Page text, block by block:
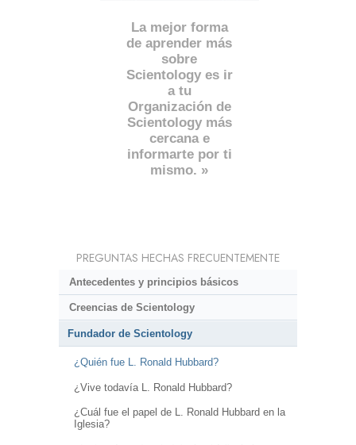
La mejor forma
de aprender más
sobre
Scientology es ir
a tu
Organización de
Scientology más
cercana e
informarte por ti
mismo. »
PREGUNTAS HECHAS FRECUENTEMENTE
Antecedentes y principios básicos
Creencias de Scientology
Fundador de Scientology
¿Quién fue L. Ronald Hubbard?
¿Vive todavía L. Ronald Hubbard?
¿Cuál fue el papel de L. Ronald Hubbard en la
Iglesia?